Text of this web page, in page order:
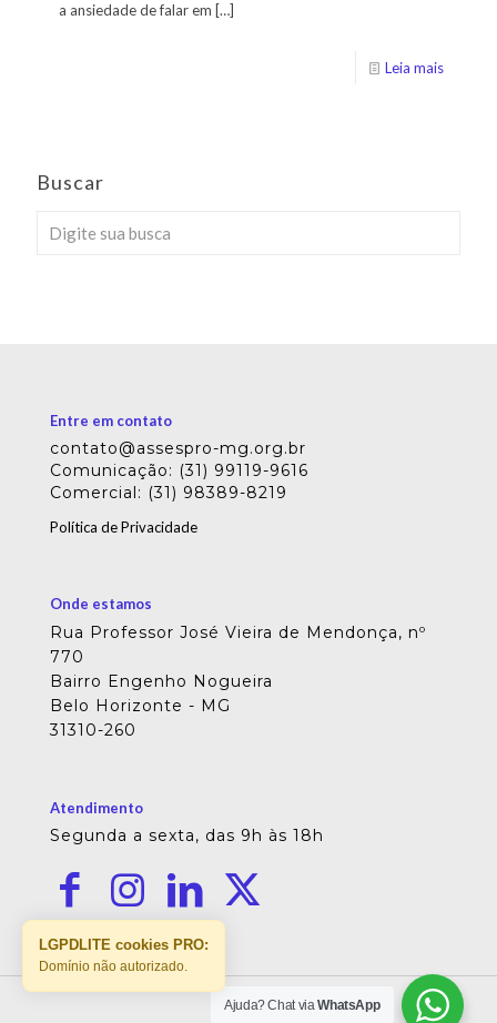
a ansiedade de falar em […]
Leia mais
Buscar
Entre em contato
contato@assespro-mg.org.br
Comunicação: (31) 99119-9616
Comercial: (31) 98389-8219
Política de Privacidade
Onde estamos
Rua Professor José Vieira de Mendonça, nº
770
Bairro Engenho Nogueira
Belo Horizonte - MG
31310-260
Atendimento
Segunda a sexta, das 9h às 18h
Ajuda? Chat viaWhatsApp
LGPDLITE cookies PRO:
Domínio não autorizado.